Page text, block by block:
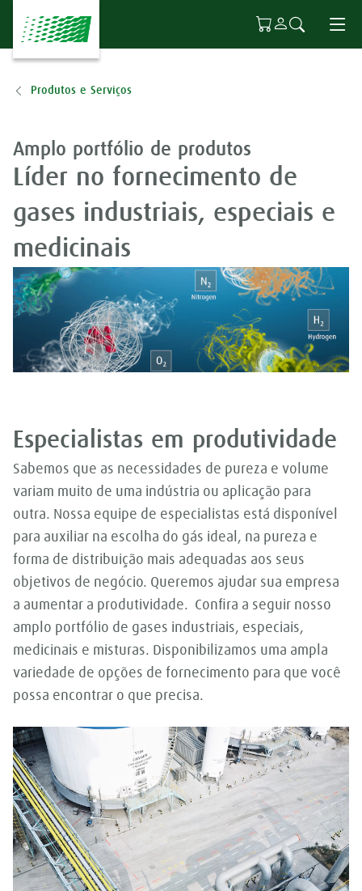
Ir para o conteúdo principal
Produtos e Serviços
Amplo portfólio de produtos
Líder no fornecimento de
gases industriais, especiais e
medicinais
Especialistas em produtividade
Sabemos que as necessidades de pureza e volume
variam muito de uma indústria ou aplicação para
outra. Nossa equipe de especialistas está disponível
para auxiliar na escolha do gás ideal, na pureza e
forma de distribuição mais adequadas aos seus
objetivos de negócio. Queremos ajudar sua empresa
a aumentar a produtividade. Confira a seguir nosso
amplo portfólio de gases industriais, especiais,
medicinais e misturas. Disponibilizamos uma ampla
variedade de opções de fornecimento para que você
possa encontrar o que precisa.